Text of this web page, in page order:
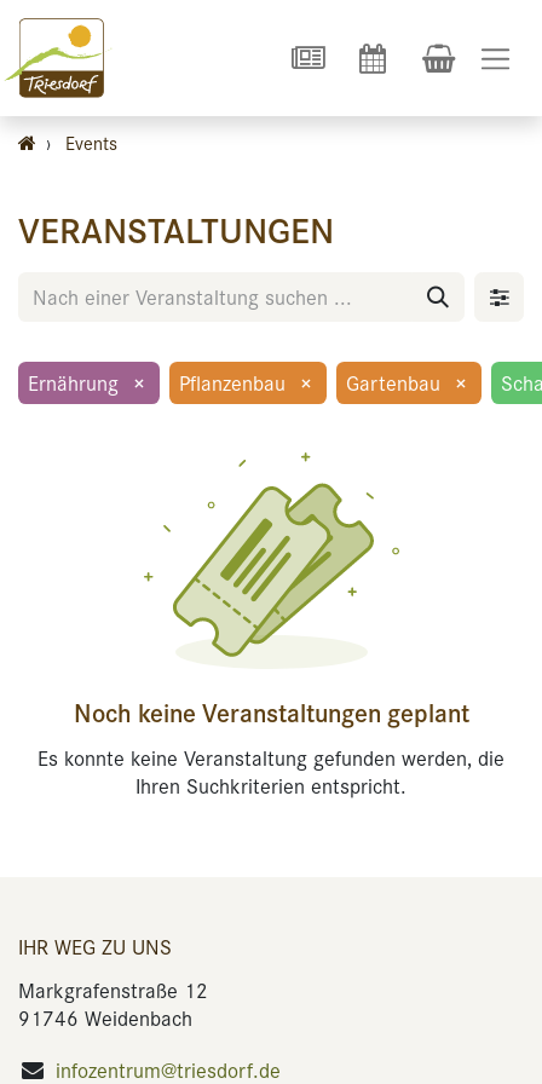
› Events
VERANSTALTUNGEN
Ernährung × Pflanzenbau × Gartenbau ×
Noch keine Veranstaltungen geplant
Es konnte keine Veranstaltung gefunden werden, die
Ihren Suchkriterien entspricht.
IHR WEG ZU UNS
Markgrafenstraße 12
91746 Weidenbach
infozentrum@triesdorf.de